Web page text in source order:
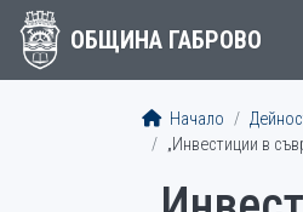
ОБЩИНА ГАБРОВО
Начало
„Инвестиции в